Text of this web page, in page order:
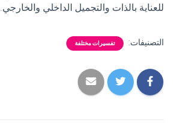
للعناية بالذات والتجميل الداخلي والخارجي.
التصنيفات: تفسيرات مختلفة